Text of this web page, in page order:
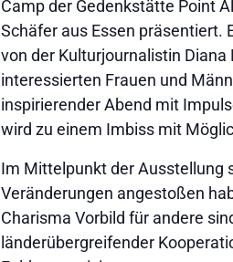
Camp der Gedenkstätte Point
Schäfer aus Essen präsentiert.
von der Kulturjournalistin Diana
interessierten Frauen und
inspirierender Abend mit
wird zu einem Imbiss mit
Im Mittelpunkt der Ausstellung
Veränderungen angestoßen
Charisma Vorbild für andere
länderübergreifender